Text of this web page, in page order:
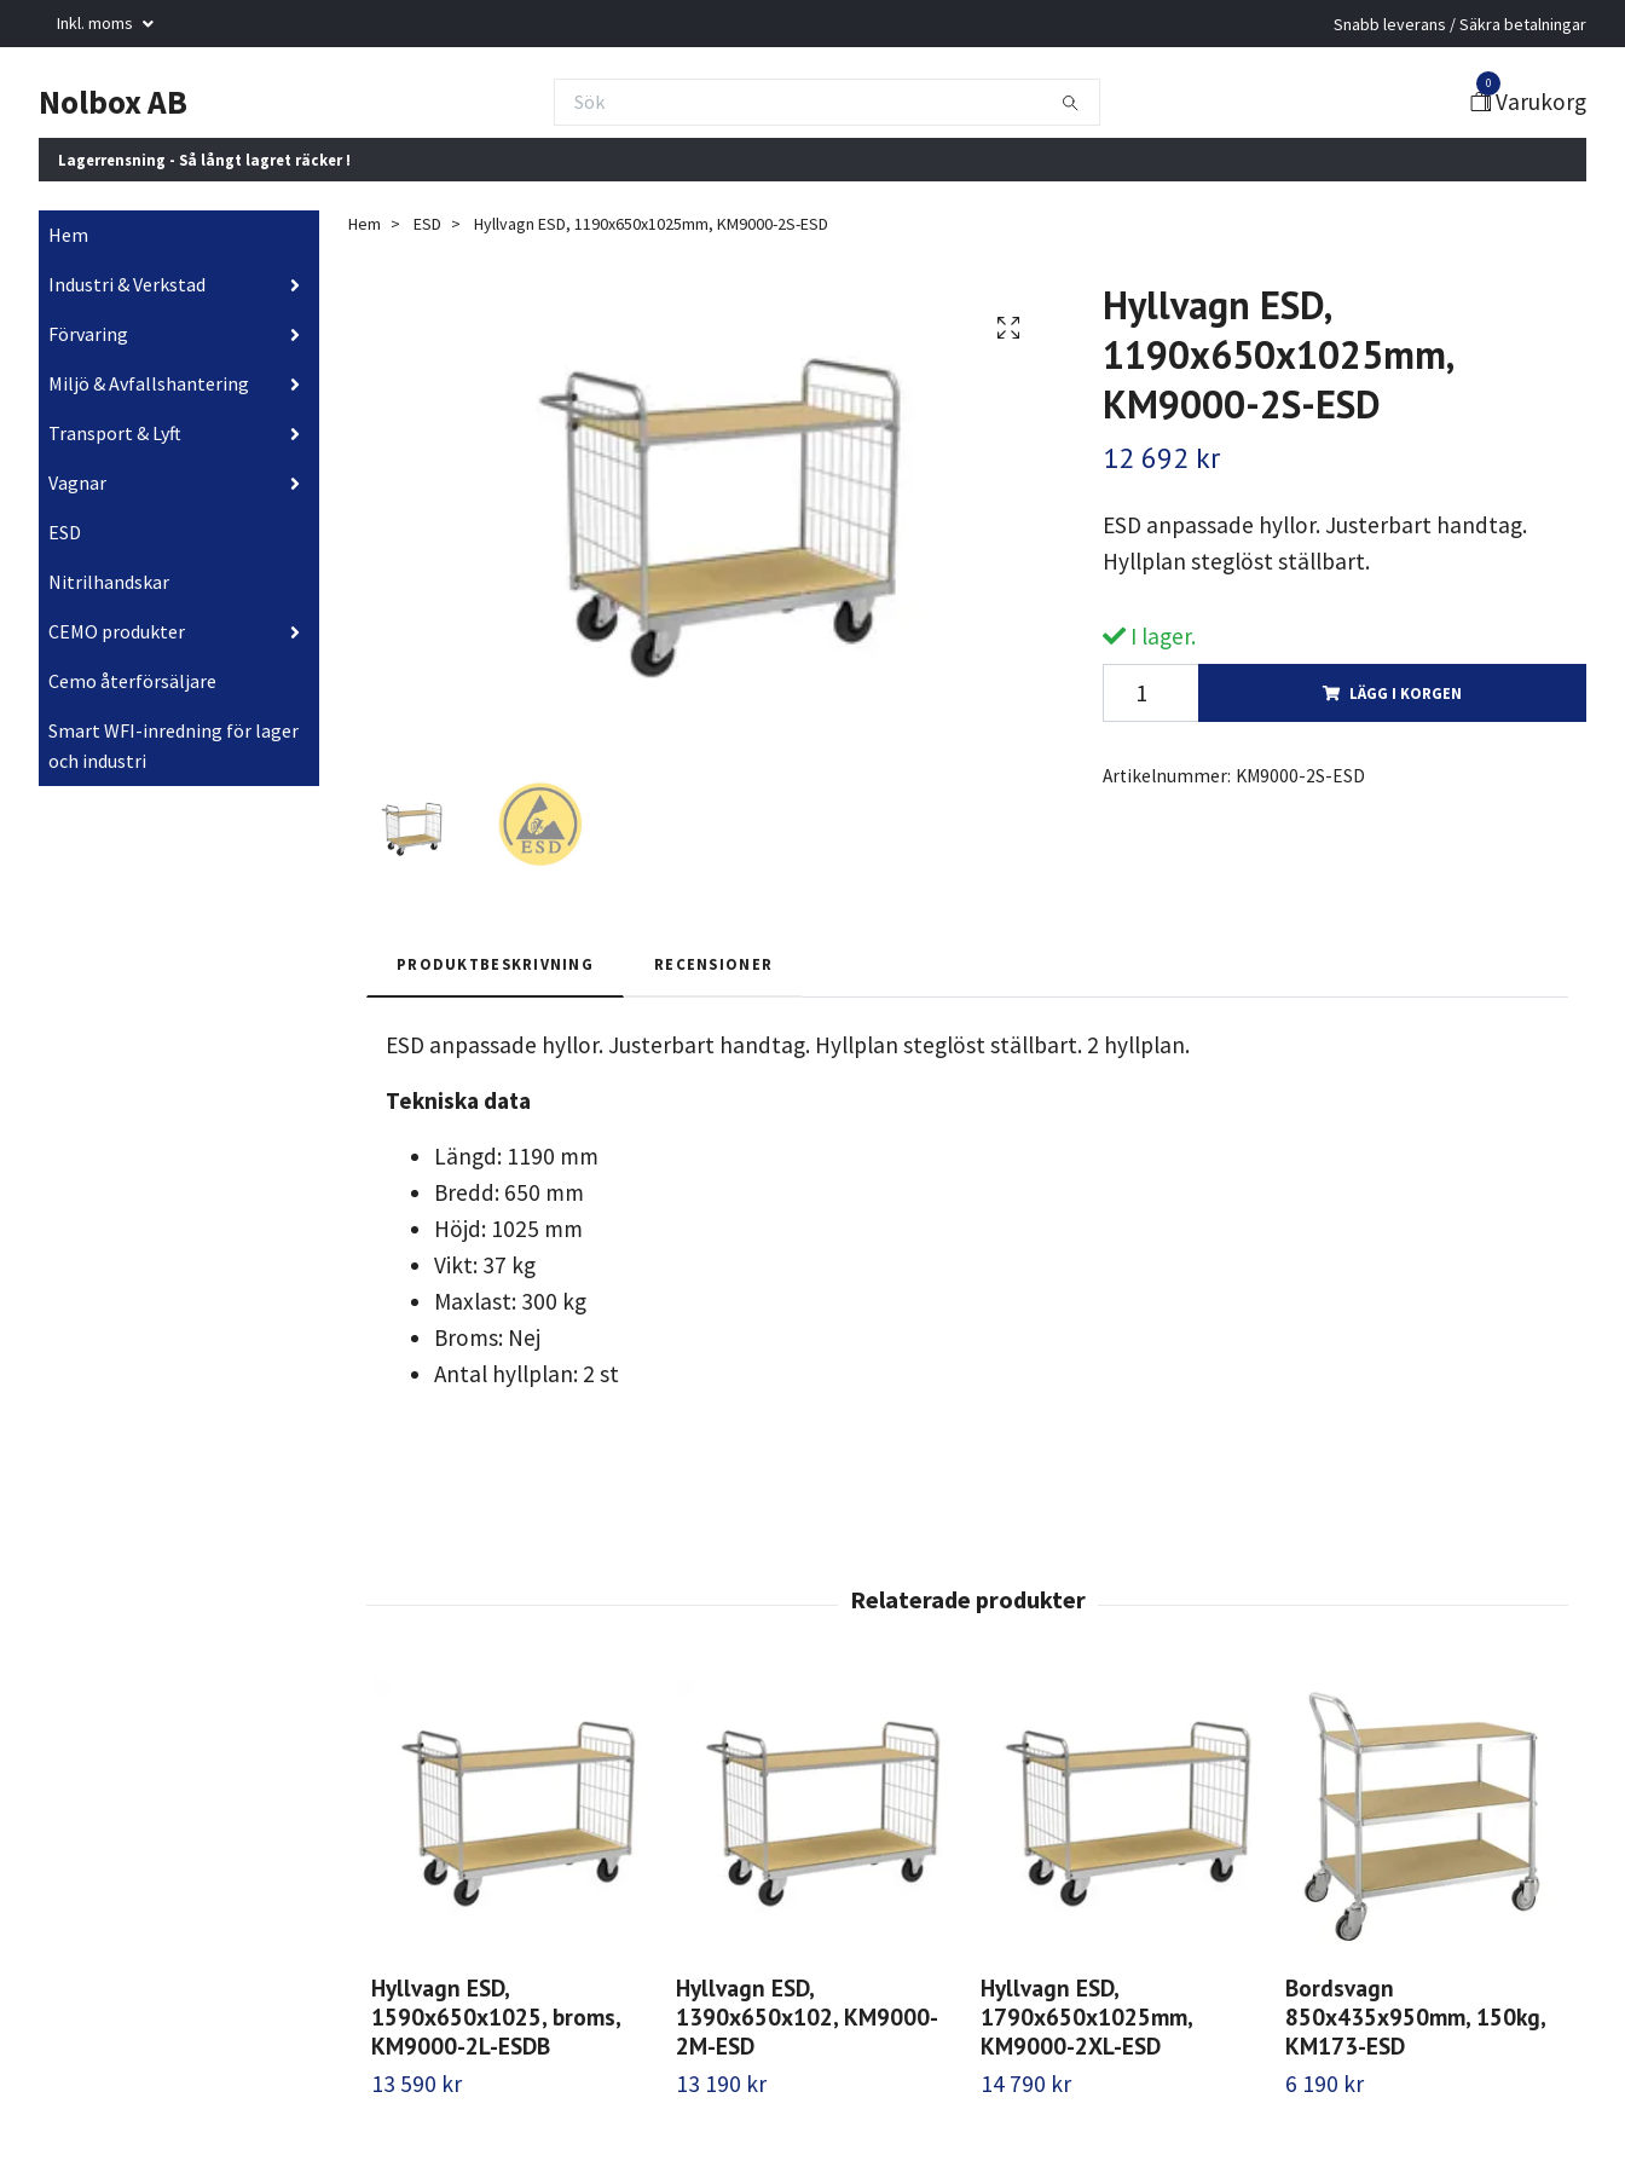
Inkl. moms Snabb leverans / Säkra betalningar
Nolbox AB 0
Varukorg
Lagerrensning - Så långt lagret räcker !
Hem
Industri & Verkstad
Förvaring
Miljö & Avfallshantering
Transport & Lyft
Vagnar
ESD
Nitrilhandskar
CEMO produkter
Cemo återförsäljare
Smart WFI-inredning för lager
och industri
Hem ESD Hyllvagn ESD, 1190x650x1025mm, KM9000-2S-ESD
Hyllvagn ESD,
1190x650x1025mm,
KM9000-2S-ESD
12 692 kr
ESD anpassade hyllor. Justerbart handtag.
Hyllplan steglöst ställbart.
I lager.
LÄGG I KORGEN
Artikelnummer: KM9000-2S-ESD
PRODUKTBESKRIVNING RECENSIONER
ESD anpassade hyllor. Justerbart handtag. Hyllplan steglöst ställbart. 2 hyllplan.
Tekniska data
Längd: 1190 mm
Bredd: 650 mm
Höjd: 1025 mm
Vikt: 37 kg
Maxlast: 300 kg
Broms: Nej
Antal hyllplan: 2 st
Hyllvagn ESD,
1590x650x1025, broms,
KM9000-2L-ESDB
13 590 kr
Hyllvagn ESD,
1390x650x102, KM9000-
2M-ESD
13 190 kr
Hyllvagn ESD,
1790x650x1025mm,
KM9000-2XL-ESD
14 790 kr
Bordsvagn
850x435x950mm, 150kg,
KM173-ESD
6 190 kr